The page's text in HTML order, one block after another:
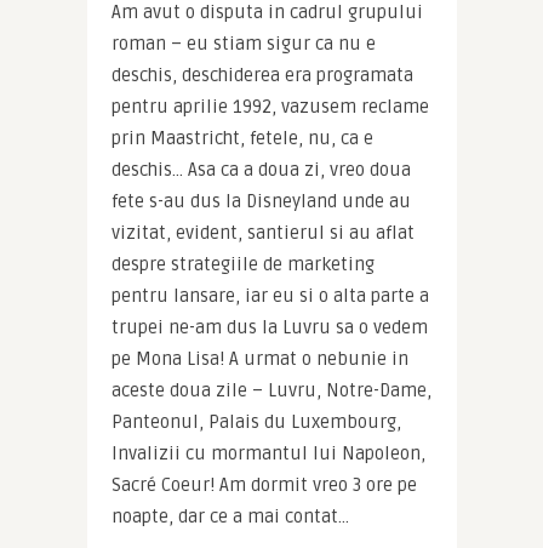
Am avut o disputa in cadrul grupului
roman – eu stiam sigur ca nu e
deschis, deschiderea era programata
pentru aprilie 1992, vazusem reclame
prin Maastricht, fetele, nu, ca e
deschis… Asa ca a doua zi, vreo doua
fete s-au dus la Disneyland unde au
vizitat, evident, santierul si au aflat
despre strategiile de marketing
pentru lansare, iar eu si o alta parte a
trupei ne-am dus la Luvru sa o vedem
pe Mona Lisa! A urmat o nebunie in
aceste doua zile – Luvru, Notre-Dame,
Panteonul, Palais du Luxembourg,
Invalizii cu mormantul lui Napoleon,
Sacré Coeur! Am dormit vreo 3 ore pe
noapte, dar ce a mai contat…